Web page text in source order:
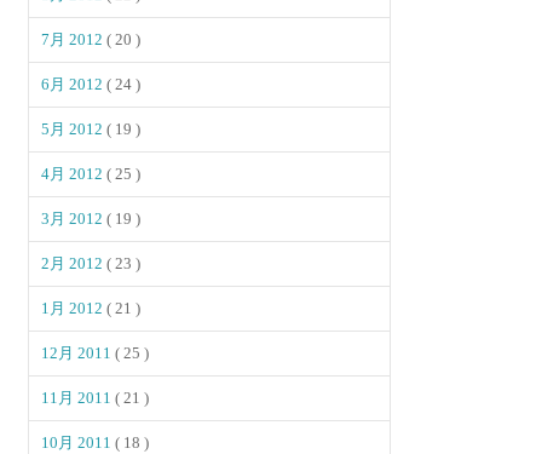
7月 2012( 20 )
6月 2012( 24 )
5月 2012( 19 )
4月 2012( 25 )
3月 2012( 19 )
2月 2012( 23 )
1月 2012( 21 )
12月 2011( 25 )
11月 2011( 21 )
10月 2011( 18 )